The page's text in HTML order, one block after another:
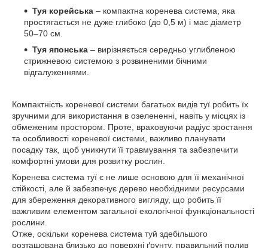
Туя корейська – компактна коренева система, яка
простягається не дуже глибоко (до 0,5 м) і має діаметр
50–70 см.
Туя японська – вирізняється середньо углибленою
стрижневою системою з розвиненими бічними
відгалуженнями.
Компактність кореневої системи багатьох видів туї робить їх
зручними для використання в озелененні, навіть у місцях із
обмеженим простором. Проте, враховуючи радіус зростання
та особливості кореневої системи, важливо планувати
посадку так, щоб уникнути її травмування та забезпечити
комфортні умови для розвитку рослин.
Коренева система туї є не лише основою для її механічної
стійкості, але й забезпечує дерево необхідними ресурсами
для збереження декоративного вигляду, що робить її
важливим елементом загальної екологічної функціональності
рослини.
Отже, оскільки коренева система туй здебільшого
розташована близько до поверхні ґрунту, правильний полив